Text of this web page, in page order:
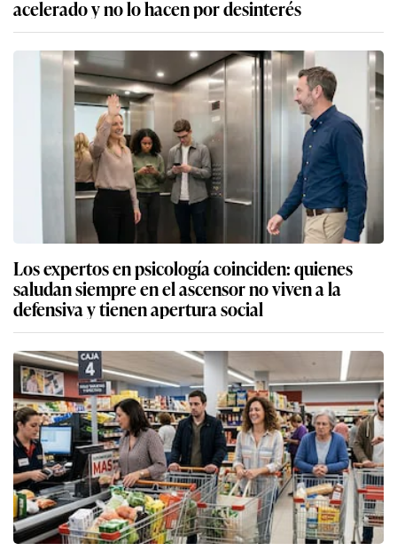
acelerado y no lo hacen por desinterés
Los expertos en psicología coinciden: quienes
saludan siempre en el ascensor no viven a la
defensiva y tienen apertura social